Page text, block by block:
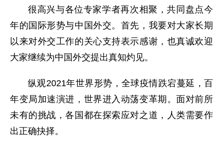
很高兴与各位专家学者再次相聚，共同盘点今
年的国际形势与中国外交。首先，我要对大家长期
以来对外交工作的关心支持表示感谢，也真诚欢迎
大家继续为中国外交提出真知灼见。
纵观2021年世界形势，全球疫情跌宕蔓延，百
年变局加速演进，世界进入动荡变革期。面对前所
未有的挑战，各国都在探索应对之道，人类需要作
出正确抉择。